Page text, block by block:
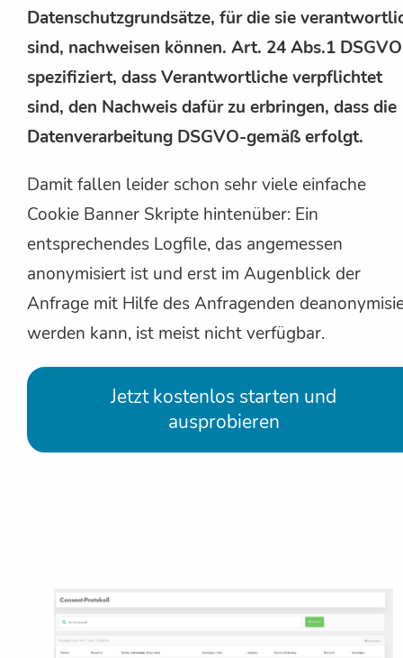
Datenschutzgrundsätze, für die sie
sind, nachweisen können. Art. 24 Abs.1 DSGVO
spezifiziert, dass Verantwortliche verpflichtet
sind, den Nachweis dafür zu erbringen, dass die
Datenverarbeitung DSGVO-gemäß erfolgt.
Damit fallen leider schon sehr viele einfache
Cookie Banner Skripte hintenüber: Ein
entsprechendes Logfile, das angemessen
anonymisiert ist und erst im Augenblick der
Anfrage mit Hilfe des Anfragenden
werden kann, ist meist nicht verfügbar.
Jetzt kostenlos starten und
ausprobieren